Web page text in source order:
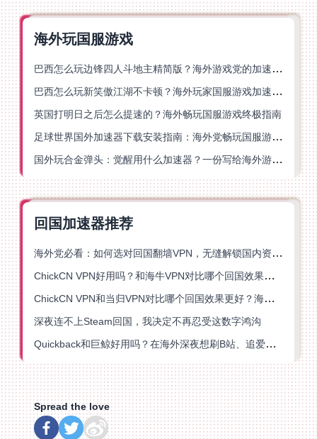
海外玩国服游戏
巴西怎么玩边锋四人斗地主精简版？海外游戏党的加速器终极选择
巴西怎么玩新笑傲江湖不卡顿？海外玩家国服游戏加速终极指南（附猫和老鼠一梦江湖实测）
英国打明日之后怎么提速的？海外畅玩国服游戏终极指南
足球世界国外加速器下载安装指南：海外党畅玩国服游戏的终极解决方案
国外玩合金弹头：觉醒用什么加速器？一份写给海外游子的畅玩指南
回国加速器推荐
海外党必看：如何选对回国翻墙VPN，无缝解锁国内资源？
ChickCN VPN好用吗？和海牛VPN对比哪个回国效果更好？
ChickCN VPN和当归VPN对比哪个回国效果更好？海外党亲测后选了它
深夜连不上Steam回国，我决定不再忍受这数字鸿沟
Quickback和巨鲸好用吗？在海外深夜想刷B站、追爱奇艺的你，或许正需要这份答案
Spread the love